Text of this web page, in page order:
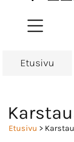
Etusivu
Etusivu >